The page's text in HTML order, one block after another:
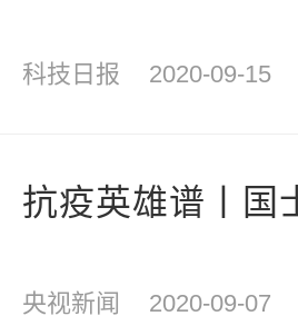
科技日报 2020-09-15
抗疫英雄谱丨国
央视新闻 2020-09-07